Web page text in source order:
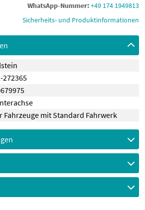
WhatsApp-Nummer:+49 174 1949813
Sicherheits- und Produktinformationen
272365
Fahrzeuge mit Standard Fahrwerk